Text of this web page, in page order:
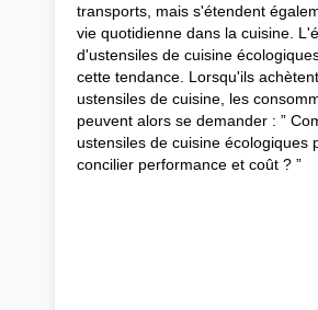
transports, mais s'étendent
vie quotidienne dans la cuisine.
d'ustensiles de cuisine
cette tendance. Lorsqu'ils
ustensiles de cuisine, les
peuvent alors se demander : ”
ustensiles de cuisine écologiques
concilier performance et coût ? ”